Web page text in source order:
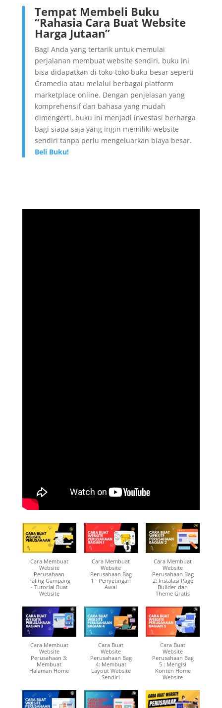
Tempat Membeli Buku
“Rahasia Cara Buat Website
Harga Jutaan”
Bagi Anda yang tertarik untuk memulai
perjalanan membuat website sendiri, buku ini
bisa didapatkan di toko-toko buku besar seperti
Gramedia atau melalui berbagai platform
marketplace online. Dengan penjelasan yang
komprehensif dan bahasa yang mudah
dimengerti, buku ini menjadi investasi berharga
bagi siapa saja yang ingin memiliki website
sendiri tanpa perlu mengeluarkan biaya besar.
Beli Buku!
Cara Membuat
Website
Perusahaan
Paling Gampang
- Tutorial Buat
Website
Cara Membuat
Website
Perusahaan Bag
1 - Penyetingan
Awal
Cara Membuat
Website
Perusahaan Bag
2: Instalasi Page
Builder dan
Theme Gratis
Cara Membuat
Website
Perusahaan 3:
Membuat
Halaman Home
Cara Buat
Website
Perusahaan Bag
4: Membuat
Layout Website
Sendiri
Cara Buat
Website
Perusahaan Bag
5 : Mengisi
Konten Home
Website